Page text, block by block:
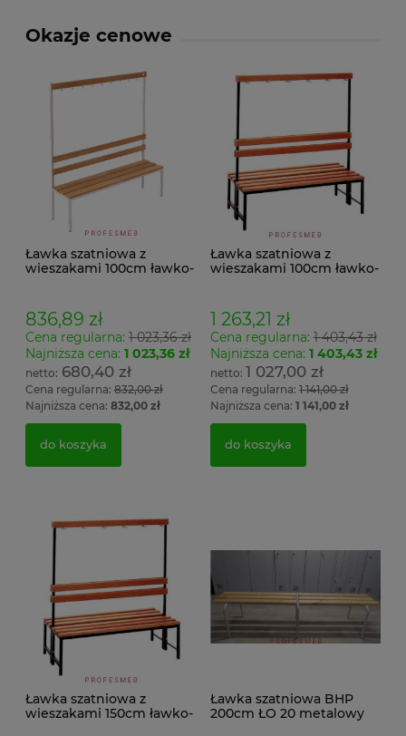
Okazje cenowe
Ławka szatniowa z
wieszakami 100cm ławko-
836,89 zł
Cena regularna: 1 023,36 zł
Najniższa cena: 1 023,36 zł
680,40 zł
Cena regularna: 832,00 zł
Najniższa cena: 832,00 zł
do koszyka
Ławka szatniowa z
wieszakami 100cm ławko-
1 263,21 zł
Cena regularna:1 403,43 zł
Najniższa cena: 1 403,43 zł
1 027,00 zł
Cena regularna:1 141,00 zł
Najniższa cena: 1 141,00 zł
do koszyka
Ławka szatniowa z
wieszakami 150cm ławko-
Ławka szatniowa BHP
200cm ŁO 20 metalowy